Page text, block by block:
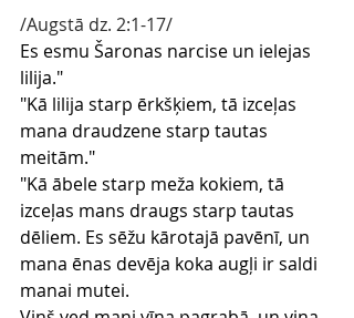
/Augstā dz. 2:1-17/
Es esmu Šaronas narcise un ielejas
lilija."
"Kā lilija starp ērkšķiem, tā izceļas
mana draudzene starp tautas
meitām."
"Kā ābele starp meža kokiem, tā
izceļas mans draugs starp tautas
dēliem. Es sēžu kārotajā pavēnī, un
mana ēnas devēja koka augļi ir saldi
manai mutei.